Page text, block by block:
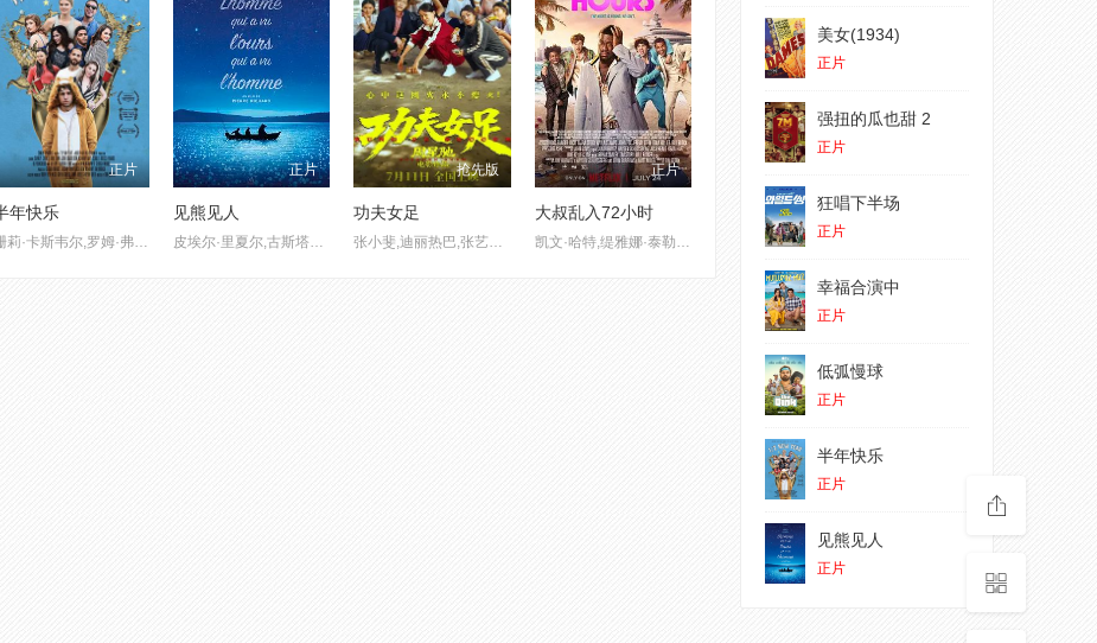
正片
年快乐
珊莉·卡斯韦尔,罗姆·弗林,亚历克西·科诺,艾米·帕夫拉特,JeffDye
正片
见熊见人
皮埃尔·里夏尔,古斯塔弗·科文
抢先版
功夫女足
张小斐,迪丽热巴,张艺兴,刘嘉玲,佐藤健,艾米,雪野,蔡思贝,胡予安,倪好,赵丽娜,欧阳靖,张继聪,欧阳万成,陈旻,李卓媚
正片
大叔乱入72小时
凯文·哈特,缇雅娜·泰勒,迈克尔·曼多,扎克·切利,马尔切洛·埃尔南德斯,梅森·古丁,本·马歇尔,卡姆·帕特森,乔比·詹姆斯,斯万米·萨姆派奥,斯图米·玛雅,威尔·菲茨,Scott Kasics,艾娃·艾森松,Rodd Cyrus
美女(1934)
正片
强扭的瓜也甜 2
正片
狂唱下半场
正片
幸福合演中
正片
低弧慢球
正片
半年快乐
正片
见熊见人
正片